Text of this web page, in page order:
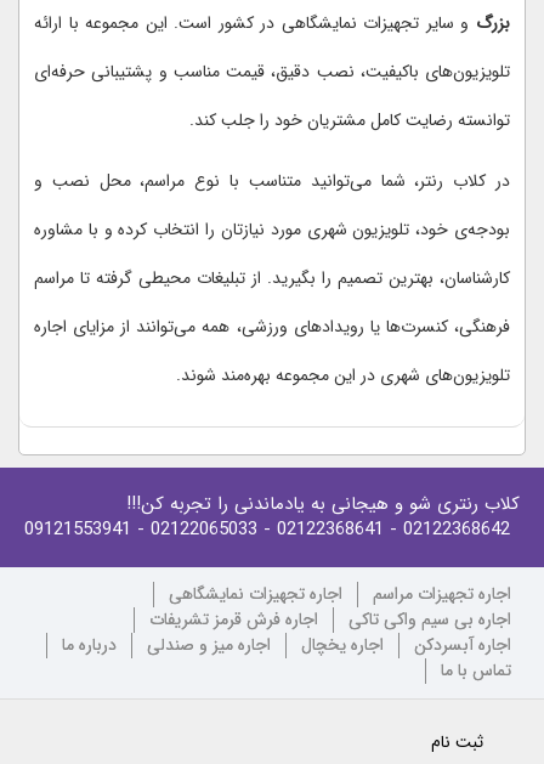
بزرگ و سایر تجهیزات نمایشگاهی در کشور است. این مجموعه با ارائه
تلویزیون‌های باکیفیت، نصب دقیق، قیمت مناسب و پشتیبانی حرفه‌ای
توانسته رضایت کامل مشتریان خود را جلب کند.
در کلاب رنتر، شما می‌توانید متناسب با نوع مراسم، محل نصب و
بودجه‌ی خود، تلویزیون شهری مورد نیازتان را انتخاب کرده و با مشاوره
کارشناسان، بهترین تصمیم را بگیرید. از تبلیغات محیطی گرفته تا مراسم
فرهنگی، کنسرت‌ها یا رویدادهای ورزشی، همه می‌توانند از مزایای اجاره
تلویزیون‌های شهری در این مجموعه بهره‌مند شوند.
کلاب رنتری شو و هیجانی به یادماندنی را تجربه کن!!!
02122368642
- 02122368641
- 02122065033
- 09121553941
اجاره تجهیزات مراسم
اجاره تجهیزات نمایشگاهی
اجاره بی سیم واکی تاکی
اجاره فرش قرمز تشریفات
اجاره آبسردکن
اجاره یخچال اجاره میز و صندلی
درباره ما
تماس با ما
ثبت نام